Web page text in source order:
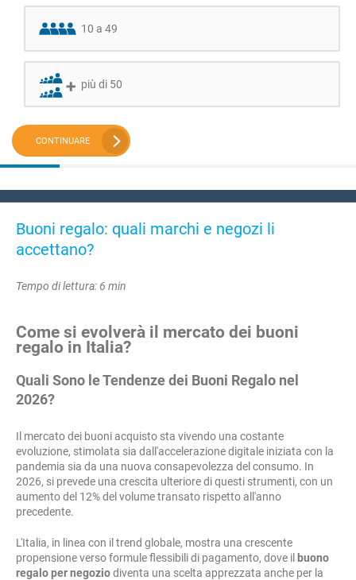
10 a 49
più di 50
CONTINUARE
Buoni regalo: quali marchi e negozi li
accettano?
Tempo di lettura: 6 min
Come si evolverà il mercato dei buoni
regalo in Italia?
Quali Sono le Tendenze dei Buoni Regalo nel
2026?
Il mercato dei buoni acquisto sta vivendo una costante
evoluzione, stimolata sia dall'accelerazione digitale iniziata con la
pandemia sia da una nuova consapevolezza del consumo. In
2026, si prevede una crescita ulteriore di questi strumenti, con un
aumento del 12% del volume transato rispetto all'anno
precedente.
L'Italia, in linea con il trend globale, mostra una crescente
propensione verso formule flessibili di pagamento, dove il buono
regalo per negoziodiventa una scelta apprezzata anche per la